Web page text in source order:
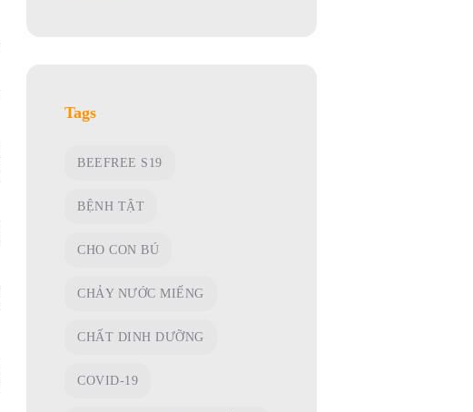
Tags
BEEFREE S19
BỆNH TẬT
CHO CON BÚ
CHẢY NƯỚC MIẾNG
CHẤT DINH DƯỠNG
COVID-19